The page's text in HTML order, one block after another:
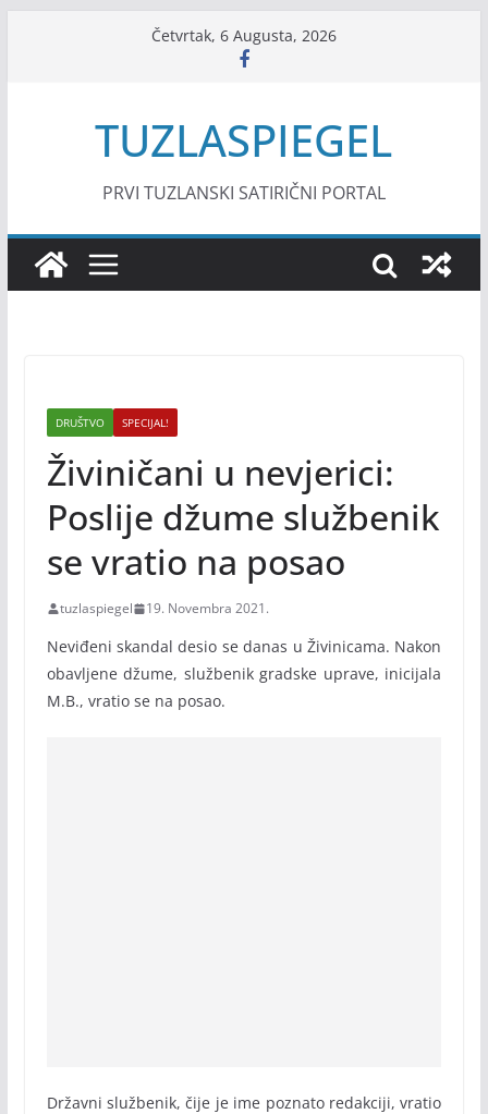
Četvrtak, 6 Augusta, 2026
TUZLASPIEGEL
PRVI TUZLANSKI SATIRIČNI PORTAL
DRUŠTVO SPECIJAL!
Živiničani u nevjerici:
Poslije džume službenik
se vratio na posao
tuzlaspiegel 19. Novembra 2021.
Neviđeni skandal desio se danas u Živinicama. Nakon
obavljene džume, službenik gradske uprave, inicijala
M.B., vratio se na posao.
Državni službenik, čije je ime poznato redakciji, vratio